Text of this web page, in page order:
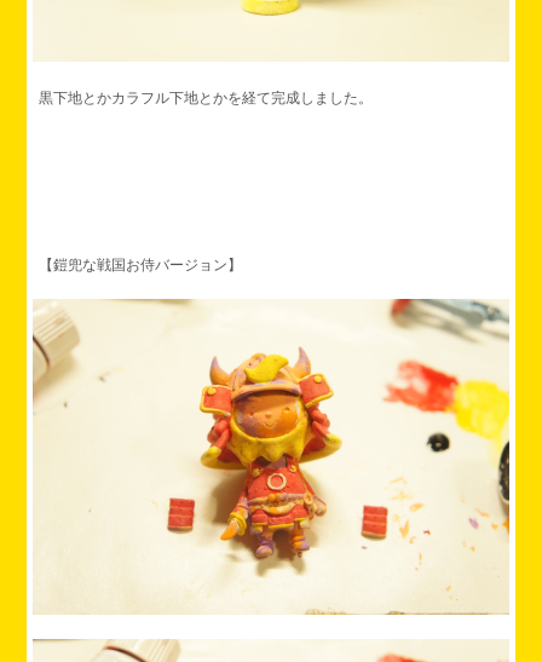
黒下地とかカラフル下地とかを経て完成しました。
【鎧兜な戦国お侍バージョン】